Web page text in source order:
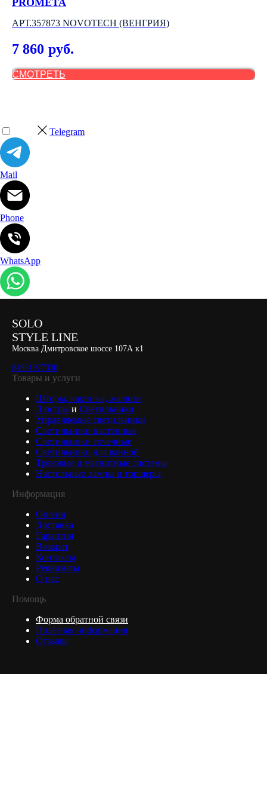
АРТ.357873 NOVOTECH (ВЕНГРИЯ)
7 860 руб.
СМОТРЕТЬ
Telegram
Mail
Phone
WhatsApp
SOLO
STYLE LINE
Москва Дмитровское шоссе 107А к1
84951977330
Товары и услуги
Шторы, карнизы, жалюзи
Люстры и Светильники
Управляемые светильники
Светильники настенные
Светильники точечные
Светильники для ванной
Трековые и магнитные системы
Настольные лампы и торшеры
Информация
Оплата
Доставка
Гарантия
Возврат
Контакты
Реквизиты
О нас
Помощь
Форма обратной связи
Полезная информация
Отзывы